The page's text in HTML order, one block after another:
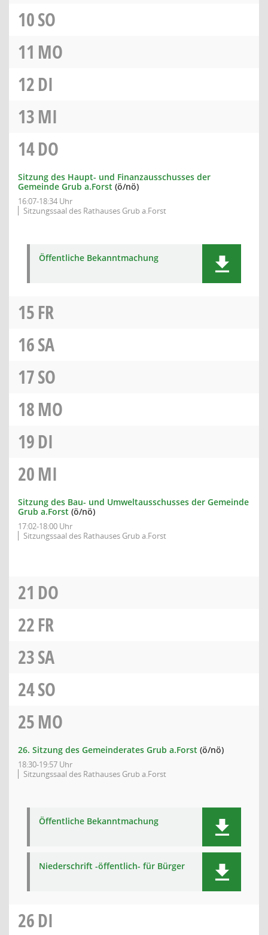
10SO
11 MO
12DI
13MI
14DO
Sitzung des Haupt- und Finanzausschusses der
Gemeinde Grub a.Forst (ö/nö)
16:07-18:34 Uhr
Sitzungssaal des Rathauses Grub a.Forst
Öffentliche Bekanntmachung
15FR
16SA
17SO
18MO
19DI
20MI
Sitzung des Bau- und Umweltausschusses der Gemeinde
Grub a.Forst (ö/nö)
17:02-18:00 Uhr
Sitzungssaal des Rathauses Grub a.Forst
21 DO
22FR
23SA
24SO
25MO
26. Sitzung des Gemeinderates Grub a.Forst (ö/nö)
18:30-19:57 Uhr
Sitzungssaal des Rathauses Grub a.Forst
Öffentliche Bekanntmachung
Niederschrift -öffentlich- für Bürger
26DI